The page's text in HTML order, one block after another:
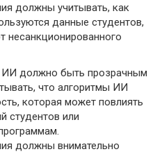
должны учитывать, как
данные студентов,
несанкционированного
ИИ должно быть прозрачным
что алгоритмы ИИ
которая может повлиять
студентов или
должны внимательно